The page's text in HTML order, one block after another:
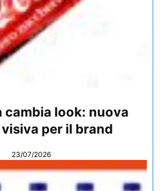
cambia look: nuova
per il brand
23/07/2026